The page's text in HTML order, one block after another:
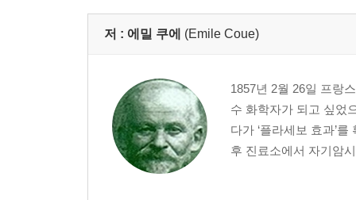
제2부 자기암시 치료 사례
자기암시로 병이 치료된 사례 _ 77
애 | 관절염 | 소화 불량, 위경련, 전신 통증 | 신경
습진, 염증, 통증 | 신장과 무릎 통증 | 폐울혈과 불
흡 이상 증세와 심장병 | 염증 | 수술 후 굽은 다리 |
혈 | 만성 기관지염 | 전두동 질환 | 포트병(척추 카
세 | 안면 통증 | 걷기 힘든 발과 다리 | 왼발 염증 |
저 : 에밀 쿠에 (Emile Coue)
1857년 2월 26일 프랑
수 화학자가 되고 싶었
다가 ‘플라세보 효과’
후 진료소에서 자기암